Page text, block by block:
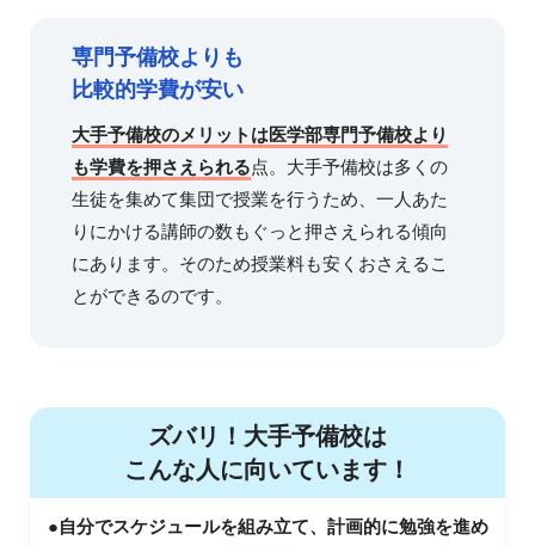
専門予備校よりも
比較的学費が安い
大手予備校のメリットは医学部専門予備校より
も学費を押さえられる点。大手予備校は多くの
生徒を集めて集団で授業を行うため、一人あた
りにかける講師の数もぐっと押さえられる傾向
にあります。そのため授業料も安くおさえるこ
とができるのです。
ズバリ！大手予備校は
こんな人に向いています！
●自分でスケジュールを組み立て、計画的に勉強を進め